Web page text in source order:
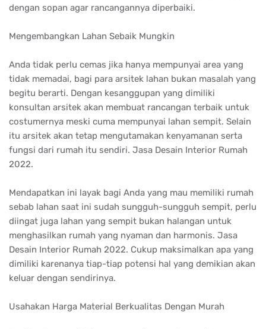
dengan sopan agar rancangannya diperbaiki.
Mengembangkan Lahan Sebaik Mungkin
Anda tidak perlu cemas jika hanya mempunyai area yang
tidak memadai, bagi para arsitek lahan bukan masalah yang
begitu berarti. Dengan kesanggupan yang dimiliki
konsultan arsitek akan membuat rancangan terbaik untuk
costumernya meski cuma mempunyai lahan sempit. Selain
itu arsitek akan tetap mengutamakan kenyamanan serta
fungsi dari rumah itu sendiri. Jasa Desain Interior Rumah
2022.
Mendapatkan ini layak bagi Anda yang mau memiliki rumah
sebab lahan saat ini sudah sungguh-sungguh sempit, perlu
diingat juga lahan yang sempit bukan halangan untuk
menghasilkan rumah yang nyaman dan harmonis. Jasa
Desain Interior Rumah 2022. Cukup maksimalkan apa yang
dimiliki karenanya tiap-tiap potensi hal yang demikian akan
keluar dengan sendirinya.
Usahakan Harga Material Berkualitas Dengan Murah